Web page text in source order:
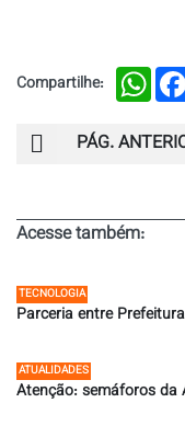
Compartilhe:
PÁG.
Acesse também:
TECNOLOGIA
Parceria entre
ATUALIDADES
Atenção: semáforos da